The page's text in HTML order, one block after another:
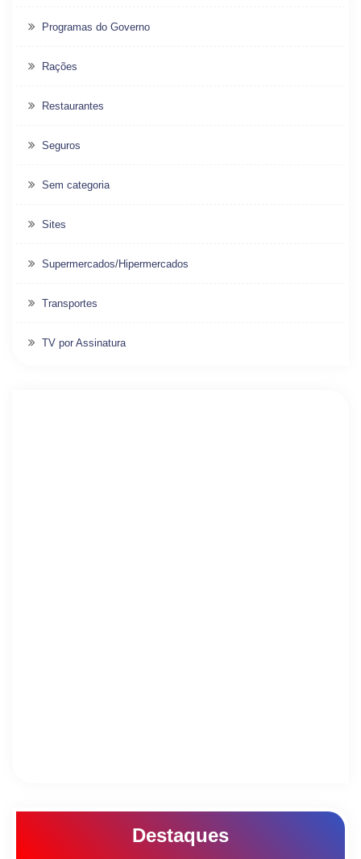
Programas do Governo
Rações
Restaurantes
Seguros
Sem categoria
Sites
Supermercados/Hipermercados
Transportes
TV por Assinatura
Destaques